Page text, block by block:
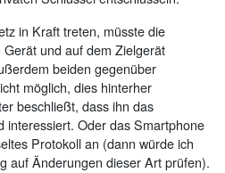
in Kraft treten, müsste die
und auf dem Zielgerät
beiden gegenüber
möglich, dies hinterher
beschließt, dass ihn das
interessiert. Oder das Smartphone
Protokoll an (dann würde ich
auf Änderungen dieser Art prüfen).